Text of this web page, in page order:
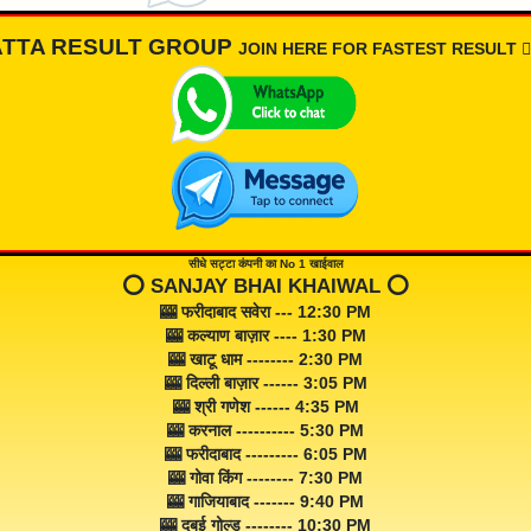
RESULT GROUP JOIN HERE FOR FASTEST RESULT
सीधे सट्टा कंपनी का No 1 खाईवाल
⭕️ SANJAY BHAI KHAIWAL ⭕️
🎰 फरीदाबाद सवेरा --- 12:30 PM
🎰 कल्याण बाज़ार ---- 1:30 PM
🎰 खाटू धाम -------- 2:30 PM
🎰 दिल्ली बाज़ार ------ 3:05 PM
🎰 श्री गणेश ------ 4:35 PM
🎰 करनाल ---------- 5:30 PM
🎰 फरीदाबाद --------- 6:05 PM
🎰 गोवा किंग -------- 7:30 PM
🎰 गाजियाबाद ------- 9:40 PM
🎰 दुबई गोल्ड -------- 10:30 PM